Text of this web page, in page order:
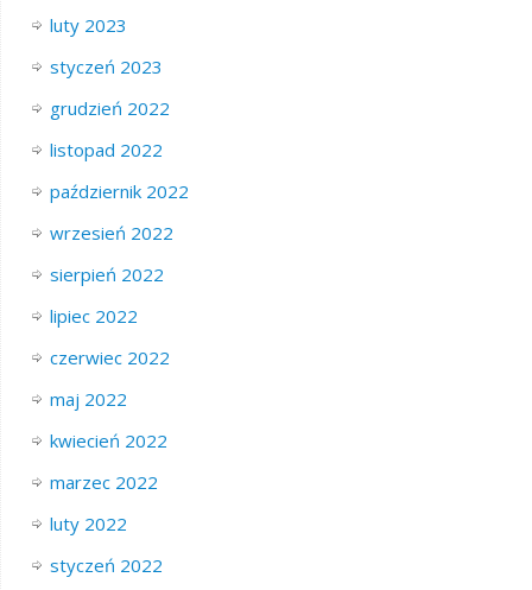
luty 2023
styczeń 2023
grudzień 2022
listopad 2022
październik 2022
wrzesień 2022
sierpień 2022
lipiec 2022
czerwiec 2022
maj 2022
kwiecień 2022
marzec 2022
luty 2022
styczeń 2022